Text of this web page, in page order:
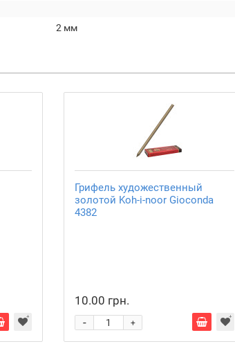
2 мм
Грифель художественный
золотой Koh-i-noor Gioconda
4382
10.00 грн.
+
-